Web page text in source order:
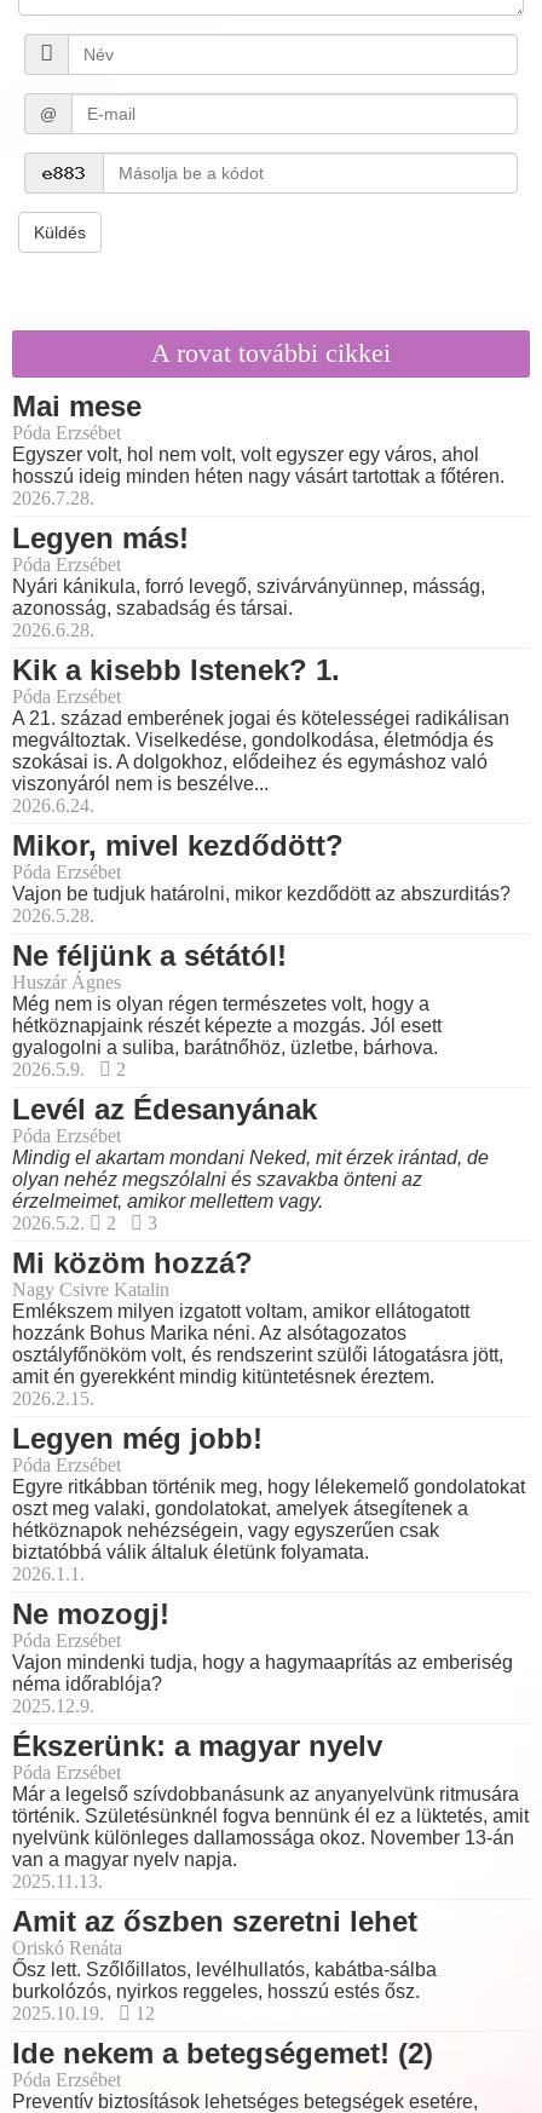
@
Küldés
A rovat további cikkei
Mai mese
Póda Erzsébet
Egyszer volt, hol nem volt, volt egyszer egy város, ahol
hosszú ideig minden héten nagy vásárt tartottak a főtéren.
2026.7.28.
Legyen más!
Póda Erzsébet
Nyári kánikula, forró levegő, szivárványünnep, másság,
azonosság, szabadság és társai.
2026.6.28.
Kik a kisebb Istenek? 1.
Póda Erzsébet
A 21. század emberének jogai és kötelességei radikálisan
megváltoztak. Viselkedése, gondolkodása, életmódja és
szokásai is. A dolgokhoz, elődeihez és egymáshoz való
viszonyáról nem is beszélve...
2026.6.24.
Mikor, mivel kezdődött?
Póda Erzsébet
Vajon be tudjuk határolni, mikor kezdődött az abszurditás?
2026.5.28.
Ne féljünk a sétától!
Huszár Ágnes
Még nem is olyan régen természetes volt, hogy a
hétköznapjaink részét képezte a mozgás. Jól esett
gyalogolni a suliba, barátnőhöz, üzletbe, bárhova.
2026.5.9.
2
Levél az Édesanyának
Póda Erzsébet
Mindig el akartam mondani Neked, mit érzek irántad, de
olyan nehéz megszólalni és szavakba önteni az
érzelmeimet, amikor mellettem vagy.
2026.5.2.
2 3
Mi közöm hozzá?
Nagy Csivre Katalin
Emlékszem milyen izgatott voltam, amikor ellátogatott
hozzánk Bohus Marika néni. Az alsótagozatos
osztályfőnököm volt, és rendszerint szülői látogatásra jött,
amit én gyerekként mindig kitüntetésnek éreztem.
2026.2.15.
Legyen még jobb!
Póda Erzsébet
Egyre ritkábban történik meg, hogy lélekemelő gondolatokat
oszt meg valaki, gondolatokat, amelyek átsegítenek a
hétköznapok nehézségein, vagy egyszerűen csak
biztatóbbá válik általuk életünk folyamata.
2026.1.1.
Ne mozogj!
Póda Erzsébet
Vajon mindenki tudja, hogy a hagymaaprítás az emberiség
néma időrablója?
2025.12.9.
Ékszerünk: a magyar nyelv
Póda Erzsébet
Már a legelső szívdobbanásunk az anyanyelvünk ritmusára
történik. Születésünknél fogva bennünk él ez a lüktetés, amit
nyelvünk különleges dallamossága okoz. November 13-án
van a magyar nyelv napja.
2025.11.13.
Amit az őszben szeretni lehet
Oriskó Renáta
Ősz lett. Szőlőillatos, levélhullatós, kabátba-sálba
burkolózós, nyirkos reggeles, hosszú estés ősz.
2025.10.19.
12
Ide nekem a betegségemet! (2)
Póda Erzsébet
Preventív biztosítások lehetséges betegségek esetére,